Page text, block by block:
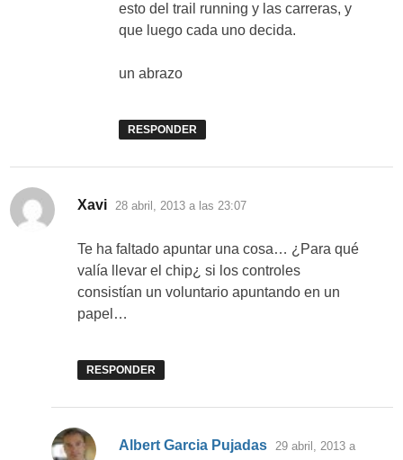
esto del trail running y las carreras, y
que luego cada uno decida.
un abrazo
RESPONDER
Xavi dice:
28 abril, 2013 a las 23:07
Te ha faltado apuntar una cosa… ¿Para qué
valía llevar el chip¿ si los controles
consistían un voluntario apuntando en un
papel…
RESPONDER
Albert Garcia Pujadas dice:
29 abril, 2013 a